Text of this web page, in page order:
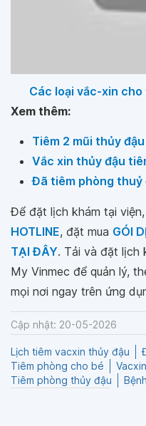
Các loại vắc-xin
Xem thêm:
Tiêm 2 mũi thủy
Vắc xin thủy đậu
Đã tiêm phòng thuỷ
Để đặt lịch khám tại
HOTLINE, đặt mua GÓI
TẠI ĐÂY. Tải và đặt lịch
My Vinmec để quản lý,
mọi nơi ngay trên ứng
Cập nhật: 20-05-2026
Lịch tiêm vacxin thủy đậu
Tiêm phòng cho bé
Tiêm phòng thủy đậu